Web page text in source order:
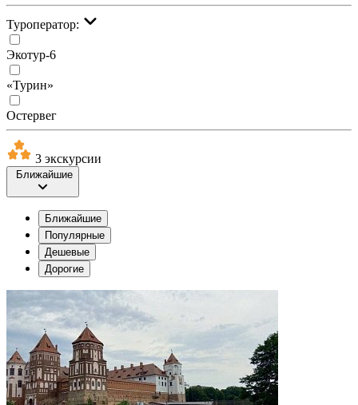
Туроператор:
Экотур-6
«Турин»
Остервег
3 экскурсии
Ближайшие
Ближайшие
Популярные
Дешевые
Дорогие